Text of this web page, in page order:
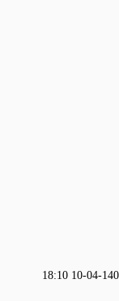
1405-04-10